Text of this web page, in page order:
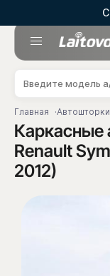
Главная Автошторки
Каркасные
Renault
2012)